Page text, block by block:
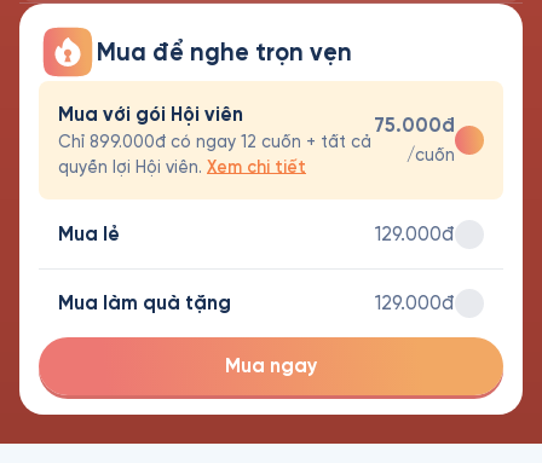
Mua để nghe trọn vẹn
Mua với gói Hội viên
Chỉ 899.000đ có ngay 12 cuốn + tất cả
quyền lợi Hội viên. Xem chi tiết
75.000đ
/cuốn
Mua lẻ 129.000đ
Mua làm quà tặng 129.000đ
Mua ngay